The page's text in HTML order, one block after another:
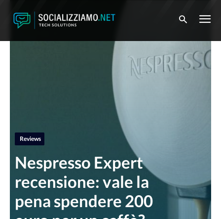
Reviews
Nespresso Expert
recensione: vale la
pena spendere 200